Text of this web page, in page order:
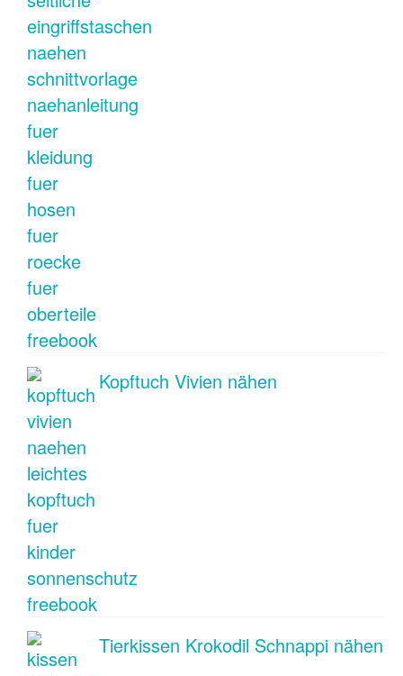
Kopftuch Vivien nähen
Tierkissen Krokodil Schnappi nähen